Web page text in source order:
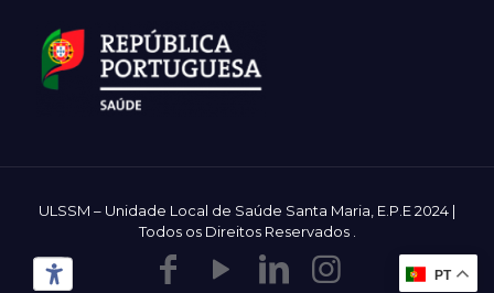
ULSSM – Unidade Local de Saúde Santa Maria, E.P.E 2024 |
Todos os Direitos Reservados
PT